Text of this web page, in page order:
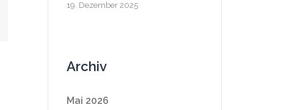
19. Dezember 2025
Archiv
Mai 2026